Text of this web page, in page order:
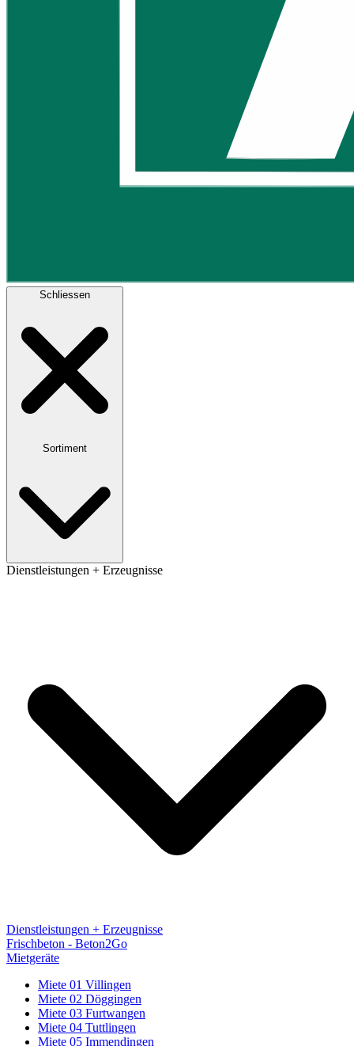
Schliessen
Sortiment
Dienstleistungen + Erzeugnisse
Dienstleistungen + Erzeugnisse
Frischbeton - Beton2Go
Mietgeräte
Miete 01 Villingen
Miete 02 Döggingen
Miete 03 Furtwangen
Miete 04 Tuttlingen
Miete 05 Immendingen